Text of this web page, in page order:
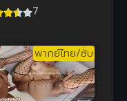
7
พากย์ไทย/ซับ